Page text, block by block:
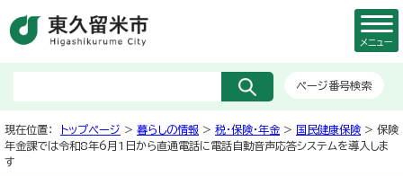
ページ番号検索
メニュー
現在位置： トップページ > 暮らしの情報 > 税・保険・年金> 国民健康保険 > 保険
年金課では令和8年6月1日から直通電話に電話自動音声応答システムを導入しま
す